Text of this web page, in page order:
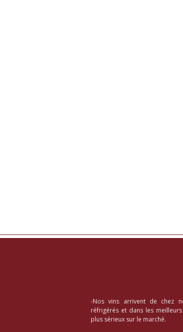
-Nos vins arrivent de chez
réfrigérés et dans les
plus sérieux sur le marché.